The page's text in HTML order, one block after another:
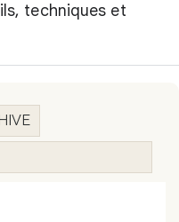
techniques et